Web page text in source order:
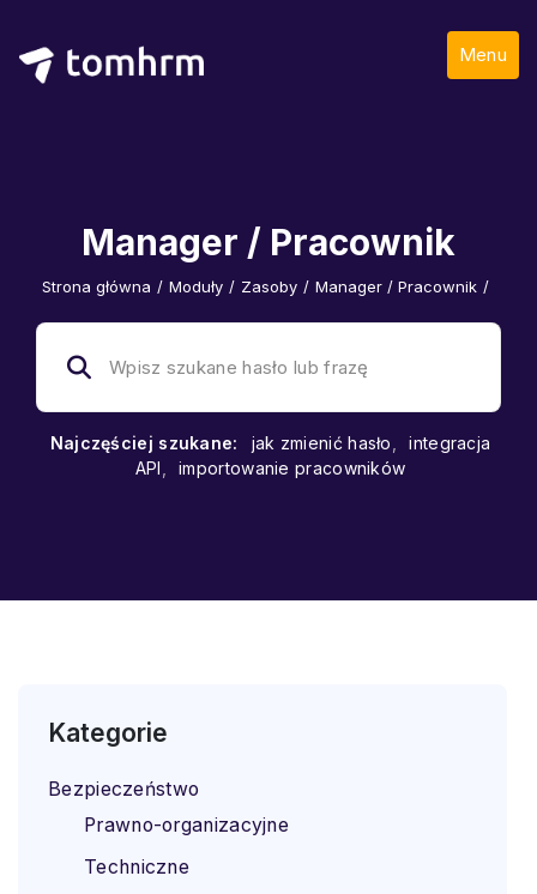
Menu
Manager / Pracownik
Strona główna / Moduły / Zasoby / Manager / Pracownik /
Najczęściej szukane: jak zmienić hasło
integracja
API
importowanie pracowników
Kategorie
Bezpieczeństwo
Prawno-organizacyjne
Techniczne